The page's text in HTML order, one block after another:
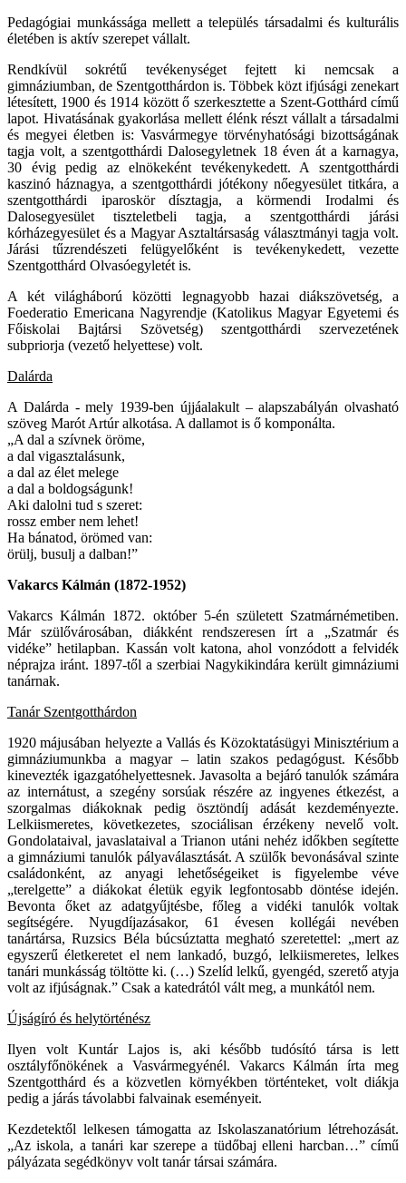
Pedagógiai munkássága mellett a település társadalmi és kulturális
életében is aktív szerepet vállalt.
Rendkívül sokrétű tevékenységet fejtett ki nemcsak a
gimnáziumban, de Szentgotthárdon is. Többek közt ifjúsági zenekart
létesített, 1900 és 1914 között ő szerkesztette a Szent-Gotthárd című
lapot. Hivatásának gyakorlása mellett élénk részt vállalt a társadalmi
és megyei életben is: Vasvármegye törvényhatósági bizottságának
tagja volt, a szentgotthárdi Dalosegyletnek 18 éven át a karnagya,
30 évig pedig az elnökeként tevékenykedett. A szentgotthárdi
kaszinó háznagya, a szentgotthárdi jótékony nőegyesület titkára, a
szentgotthárdi iparoskör dísztagja, a körmendi Irodalmi és
Dalosegyesület tiszteletbeli tagja, a szentgotthárdi járási
kórházegyesület és a Magyar Asztaltársaság választmányi tagja volt.
Járási tűzrendészeti felügyelőként is tevékenykedett, vezette
Szentgotthárd Olvasóegyletét is.
A két világháború közötti legnagyobb hazai diákszövetség, a
Foederatio Emericana Nagyrendje (Katolikus Magyar Egyetemi és
Főiskolai Bajtársi Szövetség) szentgotthárdi szervezetének
subpriorja (vezető helyettese) volt.
Dalárda
A Dalárda - mely 1939-ben újjáalakult – alapszabályán olvasható
szöveg Marót Artúr alkotása. A dallamot is ő komponálta.
„A dal a szívnek öröme,
a dal vigasztalásunk,
a dal az élet melege
a dal a boldogságunk!
Aki dalolni tud s szeret:
rossz ember nem lehet!
Ha bánatod, örömed van:
örülj, busulj a dalban!”
Vakarcs Kálmán (1872-1952)
Vakarcs Kálmán 1872. október 5-én született Szatmárnémetiben.
Már szülővárosában, diákként rendszeresen írt a „Szatmár és
vidéke” hetilapban. Kassán volt katona, ahol vonzódott a felvidék
néprajza iránt. 1897-től a szerbiai Nagykikindára került gimnáziumi
tanárnak.
Tanár Szentgotthárdon
1920 májusában helyezte a Vallás és Közoktatásügyi Minisztérium a
gimnáziumunkba a magyar – latin szakos pedagógust. Később
kinevezték igazgatóhelyettesnek. Javasolta a bejáró tanulók számára
az internátust, a szegény sorsúak részére az ingyenes étkezést, a
szorgalmas diákoknak pedig ösztöndíj adását kezdeményezte.
Lelkiismeretes, következetes, szociálisan érzékeny nevelő volt.
Gondolataival, javaslataival a Trianon utáni nehéz időkben segítette
a gimnáziumi tanulók pályaválasztását. A szülők bevonásával szinte
családonként, az anyagi lehetőségeiket is figyelembe véve
„terelgette” a diákokat életük egyik legfontosabb döntése idején.
Bevonta őket az adatgyűjtésbe, főleg a vidéki tanulók voltak
segítségére. Nyugdíjazásakor, 61 évesen kollégái nevében
tanártársa, Ruzsics Béla búcsúztatta megható szeretettel: „mert az
egyszerű életkeretet el nem lankadó, buzgó, lelkiismeretes, lelkes
tanári munkásság töltötte ki. (…) Szelíd lelkű, gyengéd, szerető atyja
volt az ifjúságnak.” Csak a katedrától vált meg, a munkától nem.
Újságíró és helytörténész
Ilyen volt Kuntár Lajos is, aki később tudósító társa is lett
osztályfőnökének a Vasvármegyénél. Vakarcs Kálmán írta meg
Szentgotthárd és a közvetlen környékben történteket, volt diákja
pedig a járás távolabbi falvainak eseményeit.
Kezdetektől lelkesen támogatta az Iskolaszanatórium létrehozását.
„Az iskola, a tanári kar szerepe a tüdőbaj elleni harcban…” című
pályázata segédkönyv volt tanár társai számára.